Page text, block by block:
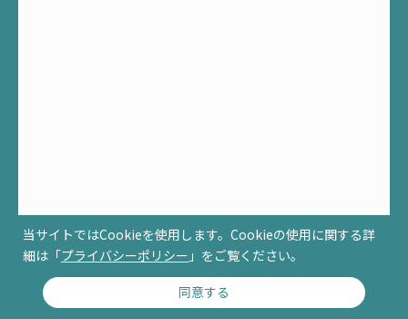
© RCCM ALL RIGHTS RESERVED.
当サイトではCookieを使用します。Cookieの使用に関する詳
細は「プライバシーポリシー 」をご覧ください。
同意する